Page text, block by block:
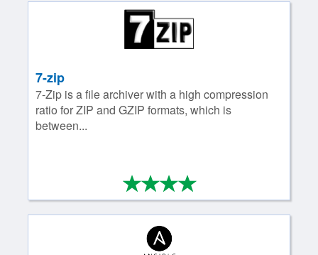
7-zip
7-Zip is a file archiver with a high compression
ratio for ZIP and GZIP formats, which is
between...
****
4/4